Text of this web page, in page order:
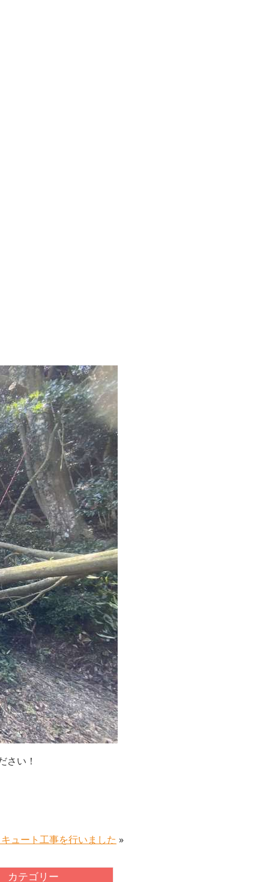
さい！
ュート工事を行いました »
カテゴリー